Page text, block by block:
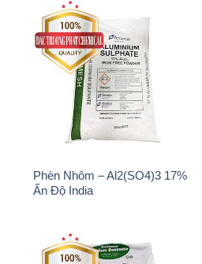
Phèn Nhôm – Al2(SO4)3 17%
Ấn Độ India